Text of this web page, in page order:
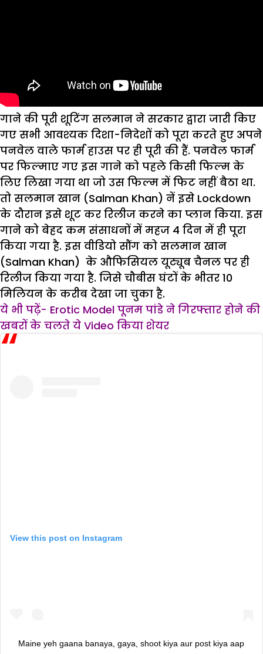
गाने की पूरी शूटिंग सलमान ने सरकार द्वारा जारी किए
गए सभी आवश्यक दिशा-निदेशों को पूरा करते हुए अपने
पनवेल वाले फार्म हाउस पर ही पूरी की हैं. पनवेल फार्म
पर फिल्माए गए इस गाने को पहले किसी फिल्म के
लिए लिखा गया था जो उस फिल्म में फिट नहीं बैठा था.
तो सलमान खान (Salman Khan) नें इसे Lockdown
के दौरान इसे शूट कर रिलीज करने का प्लान किया. इस
गाने को बेहद कम संसाधनों में महज 4 दिन में ही पूरा
किया गया है. इस वीडियो सौंग को सलमान खान
(Salman Khan) के औफिसियल यूट्यूब चैनल पर ही
रिलीज किया गया है. जिसे चौबीस घंटों के भीतर 10
मिलियन के करीब देखा जा चुका है.
ये भी पढ़ें- Erotic Model पूनम पांडे ने गिरफ्तार होने की
खबरों के चलते ये Video किया शेयर
View this post on Instagram
Maine yeh gaana banaya, gaya, shoot kiya aur post kiya aap